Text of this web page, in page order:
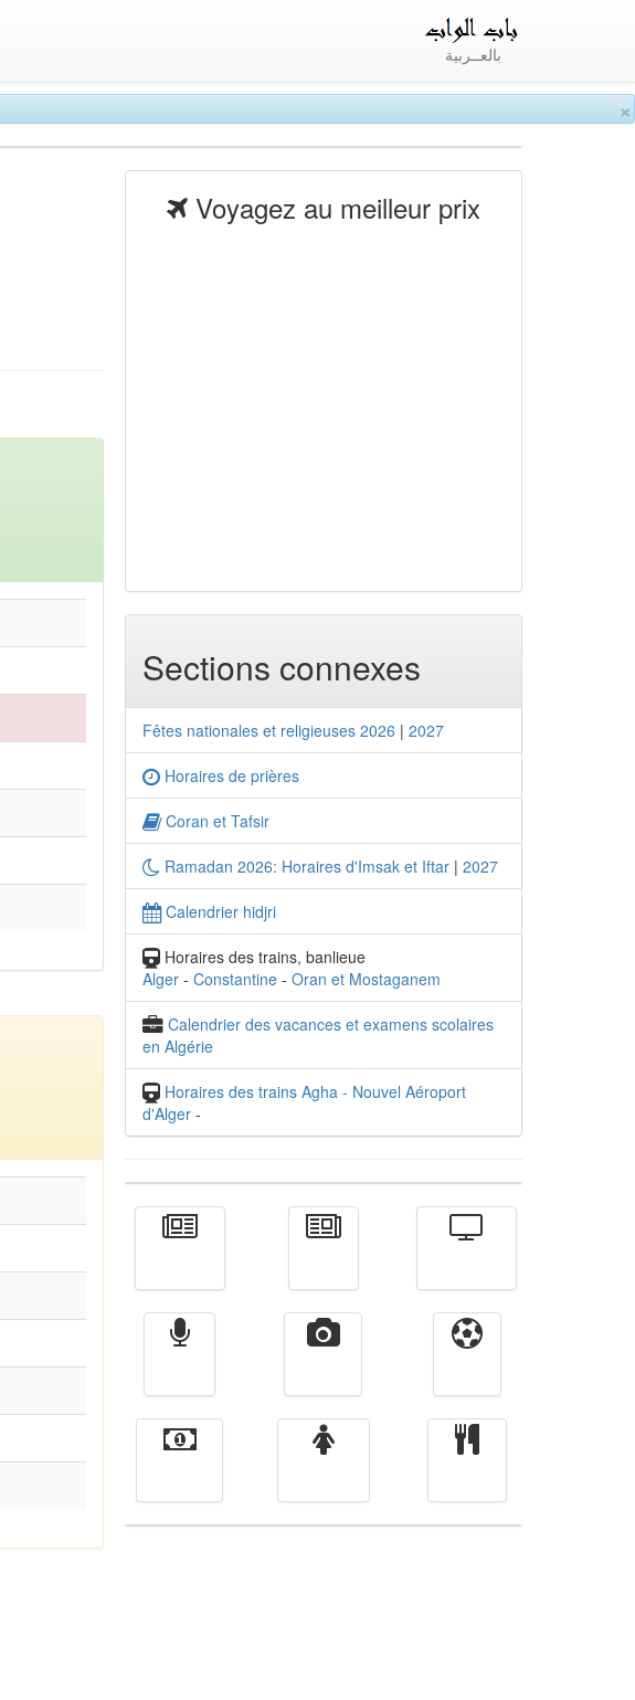
×
بالعــربية
Voyagez au meilleur prix
Sections connexes
Fêtes nationales et religieuses 2026 | 2027
Horaires de prières
Coran et Tafsir
Ramadan 2026: Horaires d'Imsak et Iftar | 2027
Calendrier hidjri
Horaires des trains, banlieue
Alger - Constantine - Oran et Mostaganem
Calendrier des vacances et examens scolaires
en Algérie
Horaires des trains Agha - Nouvel Aéroport
d'Alger -